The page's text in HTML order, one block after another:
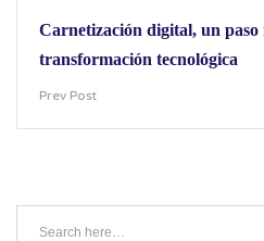
Carnetización digital, un paso
transformación tecnológica
Prev Post